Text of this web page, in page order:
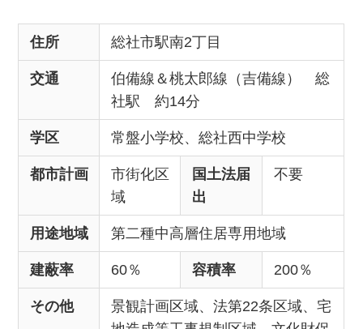
住所 総社市駅南2丁目
交通
伯備線＆桃太郎線（吉備線） 総
社駅 約14分
学区 常盤小学校、総社西中学校
都市計画
市街化区
域
国土法届
出
不要
用途地域 第二種中高層住居専用地域
建蔽率 60％ 容積率 200％
その他
景観計画区域、法第22条区域、宅